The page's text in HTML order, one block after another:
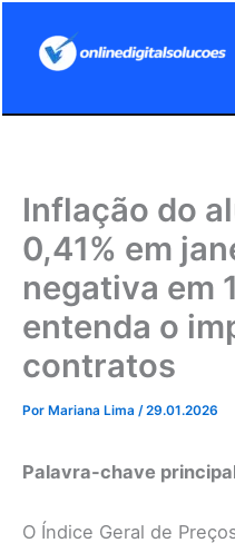
Inflação do
0,41% em
negativa em
entenda o
contratos
Por Mariana Lima /29.01.2026
Palavra-chave
O Índice Geral de